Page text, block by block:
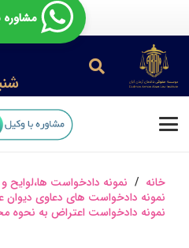
مشاوره
خانه / نمونه دادخواست ها،لوایح و
نمونه دادخواست های دعاوی دیوان
نمونه دادخواست اعتراض به نحوه